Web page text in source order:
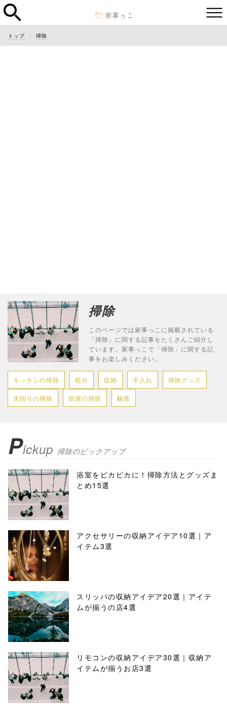
トップ 掃除
掃除
このページでは家事っこに掲載されている
「掃除」に関する記事をたくさんご紹介し
ています。家事っこで「掃除」に関する記
事をお楽しみください。
キッチンの掃除 処分 収納 手入れ 掃除グッズ
水回りの掃除 部屋の掃除 駆除
Pickup 掃除のピックアップ
浴室をピカピカに！掃除方法とグッズま
とめ15選
アクセサリーの収納アイデア10選｜ア
イテム3選
スリッパの収納アイデア20選｜アイテ
ムが揃うの店4選
リモコンの収納アイデア30選｜収納ア
イテムが揃うお店3選